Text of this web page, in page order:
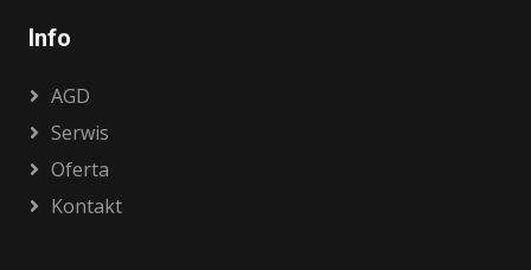
Info
AGD
Serwis
Oferta
Kontakt